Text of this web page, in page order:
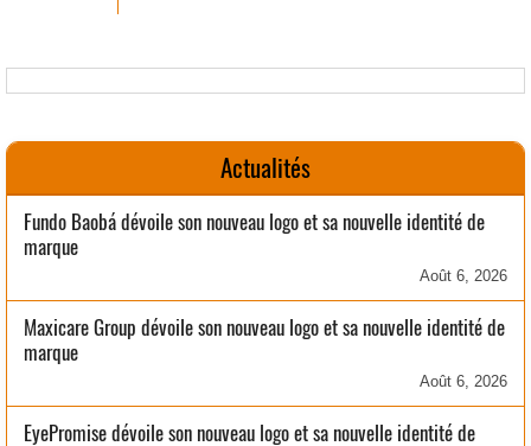
Actualités
Fundo Baobá dévoile son nouveau logo et sa nouvelle identité de
marque
Août 6, 2026
Maxicare Group dévoile son nouveau logo et sa nouvelle identité de
marque
Août 6, 2026
EyePromise dévoile son nouveau logo et sa nouvelle identité de